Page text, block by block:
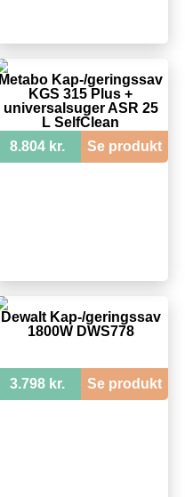
Metabo Kap-/geringssav
KGS 315 Plus +
universalsuger ASR 25
L SelfClean
8.804 kr.
Se produkt
Dewalt Kap-/geringssav
1800W DWS778
3.798 kr. Se produkt